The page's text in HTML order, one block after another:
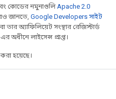
কোডের নমুনাগুলিApache 2.0
জানতে, Google Developers সাইট
অ্যাফিলিয়েট সংস্থার রেজিস্টার্ড
অধীনে লাইসেন্স প্রাপ্ত।
হয়েছে।